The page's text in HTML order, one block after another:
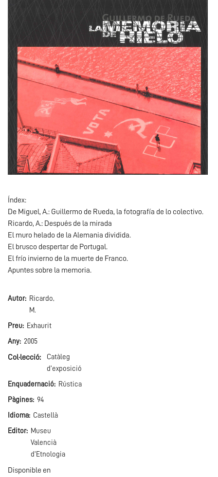
Índex:
De Miguel, A.: Guillermo de Rueda, la fotografía de lo colectivo.
Ricardo, A.: Después de la mirada
El muro helado de la Alemania dividida.
El brusco despertar de Portugal.
El frío invierno de la muerte de Franco.
Apuntes sobre la memoria.
Autor
Ricardo,
M.
Preu Exhaurit
Any 2005
Col·lecció
Catàleg
d'exposició
Enquadernació Rústica
Pàgines 94
Idioma Castellà
Editor
Museu
Valencià
d'Etnologia
Disponible en